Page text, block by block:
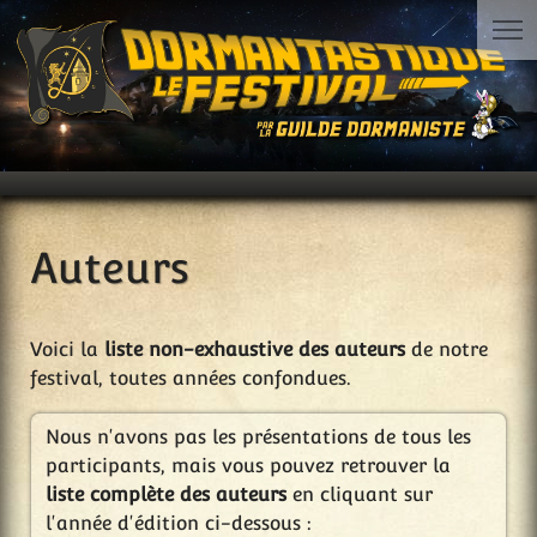
Auteurs
Voici la liste non-exhaustive des auteursde notre
festival, toutes années confondues.
Nous n'avons pas les présentations de tous les
participants, mais vous pouvez retrouver la
liste complète des auteursen cliquant sur
l'année d'édition ci-dessous :